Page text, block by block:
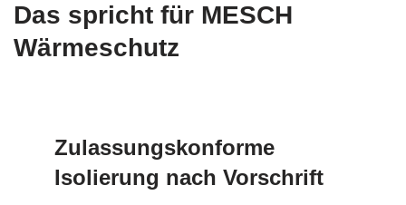
Das spricht für MESCH
Wärmeschutz
Zulassungskonforme
Isolierung nach Vorschrift